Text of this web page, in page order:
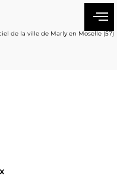
de la ville de Marly en Moselle (57)